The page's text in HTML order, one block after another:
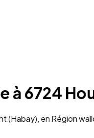
à 6724
(Habay), en Région